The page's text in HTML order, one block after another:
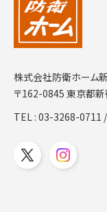
株式会社防衛ホーム
〒162-0845 東京都
TEL :03-3268-0711